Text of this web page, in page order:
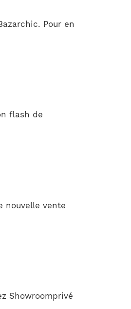
Pour en
flash de
nouvelle vente
Showroomprivé